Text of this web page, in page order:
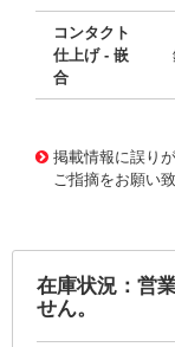
コンタクト
仕上げ - 嵌
合
掲載情報に誤り
ご指摘をお願い致
在庫状況：営
せん。